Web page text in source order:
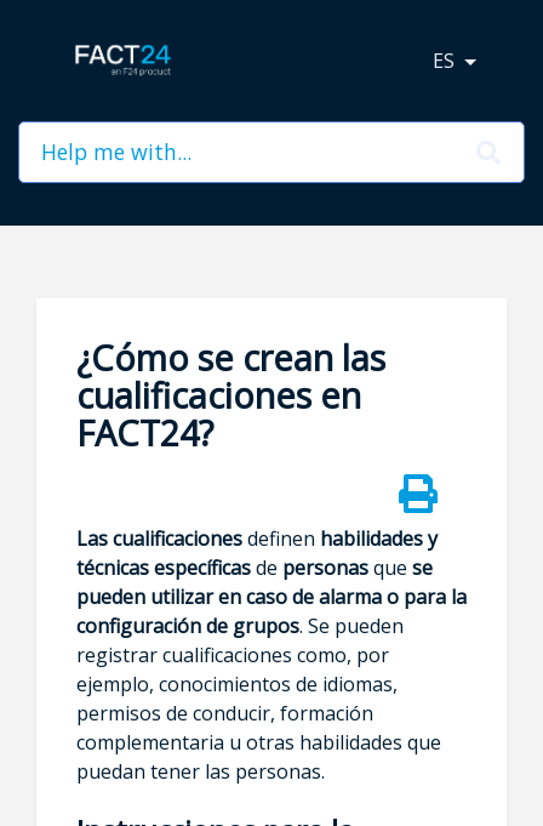
ES
¿Cómo se crean las
cualificaciones en
FACT24?
Las cualificacionesdefinen habilidades y
técnicas específicasde personasque se
pueden utilizar en caso de alarma o para la
configuración de grupos. Se pueden
registrar cualificaciones como, por
ejemplo, conocimientos de idiomas,
permisos de conducir, formación
complementaria u otras habilidades que
puedan tener las personas.